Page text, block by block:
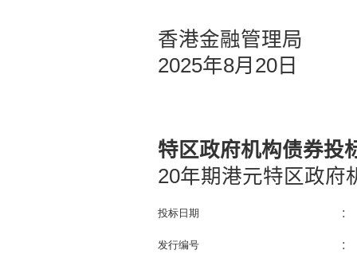
香港金融管理局
2025年8月20日
特区政府机构债券投
20年期港元特区政府
投标日期 ：
发行编号 ：